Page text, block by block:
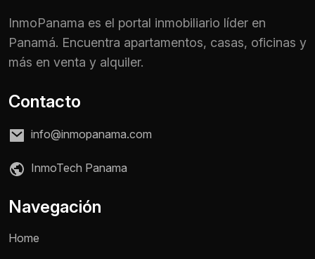
Nombre *
InmoPanama es el portal inmobiliario líder en
Panamá. Encuentra apartamentos, casas, oficinas y
más en venta y alquiler.
Contacto
info@inmopanama.com
InmoTech Panama
Navegación
Home